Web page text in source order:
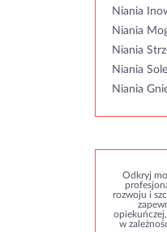
Niania
Niania
Niania
Niania
Niania
Odkryj
rozwoju i
w